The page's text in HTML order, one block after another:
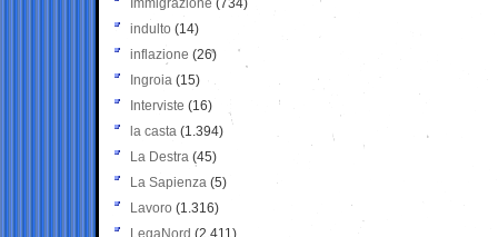
Immigrazione (734)
indulto (14)
inflazione (26)
Ingroia (15)
Interviste (16)
la casta (1.394)
La Destra (45)
La Sapienza (5)
Lavoro (1.316)
LegaNord (2.411)